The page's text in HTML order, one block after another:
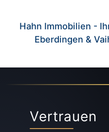
Hahn Immobilien -
Eberdingen &
Vertrauen